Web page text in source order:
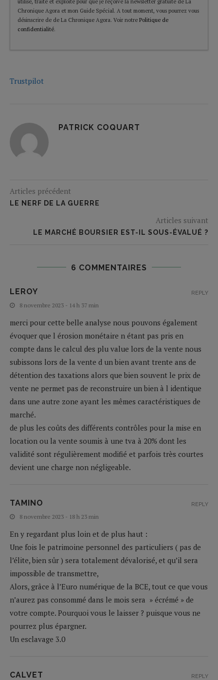
utilisé, traité et exploité pour que je reçoive la newsletter gratuite de La
Chronique Agora et mon Guide Spécial. A tout moment, vous pourrez vous
désinscrire de de La Chronique Agora. Voir notre Politique de
confidentialité.
Trustpilot
PATRICK COQUART
Articles précédent
LE NERF DE LA GUERRE
Articles suivant
LE MARCHÉ BOURSIER EST-IL SOUS-ÉVALUÉ ?
6 COMMENTAIRES
LEROY
8 novembre 2023 - 14 h 37 min
merci pour cette belle analyse nous pouvons également
évoquer que l érosion monétaire n étant pas pris en
compte dans le calcul des plu value lors de la vente nous
subissons lors de la vente d un bien avant trente ans de
détention des taxations alors que bien souvent le prix de
vente ne permet pas de reconstruire un bien à l identique
dans une autre zone ayant les mêmes caractéristiques de
marché.
de plus les coûts des différents contrôles pour la mise en
location ou la vente soumis à une tva à 20% dont les
validité sont régulièrement modifié et parfois très courtes
devient une charge non négligeable.
REPLY
TAMINO
8 novembre 2023 - 18 h 23 min
En y regardant plus loin et de plus haut :
Une fois le patrimoine personnel des particuliers ( pas de
l’élite, bien sûr ) sera totalement dévalorisé, et qu’il sera
impossible de transmettre,
Alors, grâce à l’Euro numérique de la BCE, tout ce que vous
n’aurez pas consommé dans le mois sera » écrémé » de
votre compte. Pourquoi vous le laisser ? puisque vous ne
pourrez plus épargner.
Un esclavage 3.0
REPLY
CALVET REPLY